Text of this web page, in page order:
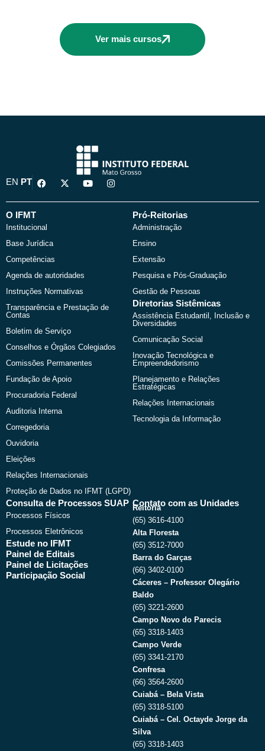
Ver mais cursos
EN PT
F
a
e
o
k
X
-
w
Y
o
t
I
n
t
O IFMT
Institucional
Base Jurídica
Competências
Agenda de autoridades
Instruções Normativas
Transparência e Prestação de
Contas
Boletim de Serviço
Conselhos e Órgãos Colegiados
Comissões Permanentes
Fundação de Apoio
Procuradoria Federal
Auditoria Interna
Corregedoria
Ouvidoria
Eleições
Relações Internacionais
Proteção de Dados no IFMT (LGPD)
Pró-Reitorias
Administração
Ensino
Extensão
Pesquisa e Pós-Graduação
Gestão de Pessoas
Diretorias Sistêmicas
Assistência Estudantil, Inclusão e
Diversidades
Comunicação Social
Inovação Tecnológica e
Empreendedorismo
Planejamento e Relações
Estratégicas
Relações Internacionais
Tecnologia da Informação
Consulta de Processos SUAP
Processos Físicos
Processos Eletrônicos
Estude no IFMT
Painel de Editais
Painel de Licitações
Participação Social
Contato com as Unidades
Reitoria
(65) 3616-4100
Alta Floresta
(65) 3512-7000
Barra do Garças
(66) 3402-0100
Cáceres – Professor Olegário
Baldo
(65) 3221-2600
Campo Novo do Parecis
(65) 3318-1403
Campo Verde
(65) 3341-2170
Confresa
(66) 3564-2600
Cuiabá – Bela Vista
(65) 3318-5100
Cuiabá – Cel. Octayde Jorge da
Silva
(65) 3318-1403